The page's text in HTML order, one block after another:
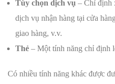
Tùy chọn dịch vụ – Chỉ định
dịch vụ nhận hàng tại cửa
giao hàng, v.v.
Thẻ – Một tính năng chỉ định
Có nhiều tính năng khác được